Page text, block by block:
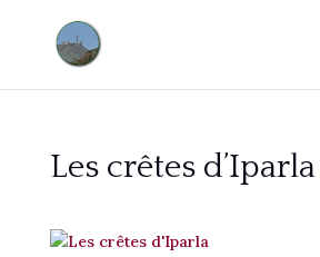
Les crêtes d’Iparla